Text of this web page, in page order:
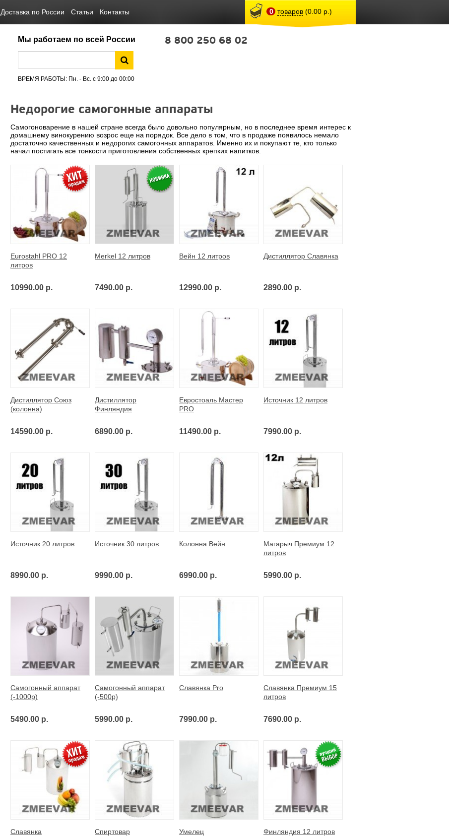
Доставка по России Статьи Контакты 0 товаров(0.00 р.)
Мы работаем по всей России
ВРЕМЯ РАБОТЫ: Пн. - Вс. с 9:00 до 00:00
8 800 250 68 02
Недорогие самогонные аппараты
Самогоноварение в нашей стране всегда было довольно популярным, но в последнее время интерес к
домашнему винокурению возрос еще на порядок. Все дело в том, что в продаже появилось немало
достаточно качественных и недорогих самогонных аппаратов. Именно их и покупают те, кто только
начал постигать все тонкости приготовления собственных крепких напитков.
Eurostahl PRO 12
литров
10990.00 р.
Merkel 12 литров
7490.00 р.
Вейн 12 литров
12990.00 р.
Дистиллятор Славянка
2890.00 р.
Дистиллятор Союз
(колонна)
14590.00 р.
Дистиллятор
Финляндия
6890.00 р.
Евростоаль Мастер
PRO
11490.00 р.
Источник 12 литров
7990.00 р.
Источник 20 литров
8990.00 р.
Источник 30 литров
9990.00 р.
Колонна Вейн
6990.00 р.
Магарыч Премиум 12
литров
5990.00 р.
Самогонный аппарат
(-1000р)
5490.00 р.
Самогонный аппарат
(-500р)
5990.00 р.
Славянка Pro
7990.00 р.
Славянка Премиум 15
литров
7690.00 р.
Славянка Спиртовар Умелец Финляндия 12 литров